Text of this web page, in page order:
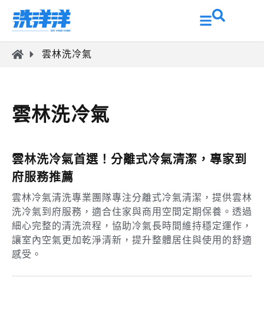
雲林洗冷氣
雲林洗冷氣
雲林洗冷氣首選！分離式冷氣清潔，專家到
府服務推薦
雲林冷氣清洗專業團隊專注分離式冷氣清潔，提供雲林
洗冷氣到府服務，適合住家與商用空間定期保養。透過
細心完整的清洗流程，協助冷氣長時間維持穩定運作，
讓室內空氣更加乾淨清新，提升整體居住與使用的舒適
感受。